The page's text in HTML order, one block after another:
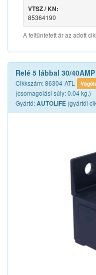
VTSZ / KN:
85364190
A feltüntetett ár az adott
Relé 5 lábbal 30/
Cikkszám: 86304-ATL
(csomagolási súly: 0.04 kg.)
Gyártó:AUTOLIFE (gyártói